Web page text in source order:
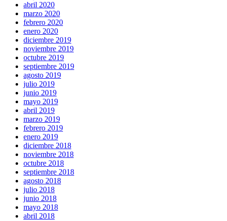
abril 2020
marzo 2020
febrero 2020
enero 2020
diciembre 2019
noviembre 2019
octubre 2019
septiembre 2019
agosto 2019
julio 2019
junio 2019
mayo 2019
abril 2019
marzo 2019
febrero 2019
enero 2019
diciembre 2018
noviembre 2018
octubre 2018
septiembre 2018
agosto 2018
julio 2018
junio 2018
mayo 2018
abril 2018